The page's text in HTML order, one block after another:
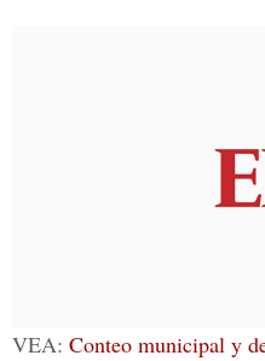
VEA: Conteo municipal y